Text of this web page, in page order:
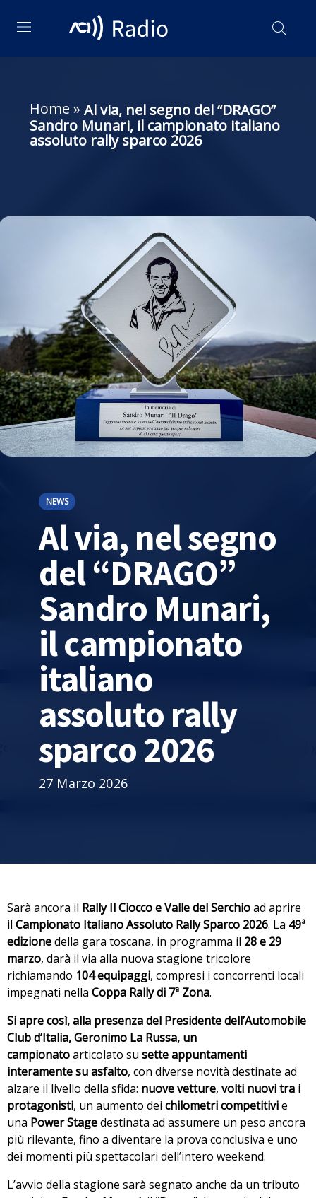
Home » Al via, nel segno del “DRAGO”
Sandro Munari, il campionato italiano
assoluto rally sparco 2026
NEWS
Al via, nel segno
del “DRAGO”
Sandro Munari,
il campionato
italiano
assoluto rally
sparco 2026
27 Marzo 2026
Sarà ancora il Rally Il Ciocco e Valle del Serchioad aprire
il Campionato Italiano Assoluto Rally Sparco 2026. La 49ª
edizionedella gara toscana, in programma il 28 e 29
marzo, darà il via alla nuova stagione tricolore
richiamando 104 equipaggi, compresi i concorrenti locali
impegnati nella Coppa Rally di 7ª Zona.
Si apre così, alla presenza del Presidente dell’Automobile
Club d’Italia, Geronimo La Russa, un
campionatoarticolato su sette appuntamenti
interamente su asfalto, con diverse novità destinate ad
alzare il livello della sfida: nuove vetture, volti nuovi tra i
protagonisti, un aumento dei chilometri competitivie
una Power Stagedestinata ad assumere un peso ancora
più rilevante, fino a diventare la prova conclusiva e uno
dei momenti più spettacolari dell’intero weekend.
L’avvio della stagione sarà segnato anche da un tributo